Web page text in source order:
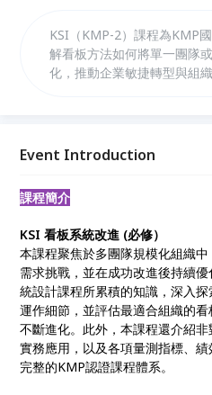
KSI（KMP-2）課程為KMP
解看板方法如何將單一團隊
化，推動企業敏捷轉型與組
續改進。
Event Introduction
課程簡介
KSI 看板系統改進 (必修）
本課程聚焦於多團隊規模化組織
需求挑戰，並在成功改進後持續
統設計課程所累積的知識，深入
運作細節，並評估最適合組織的
不斷進化。此外，本課程還介紹
實務應用，以及各項量測指標、
完整的KMP認證課程體系。